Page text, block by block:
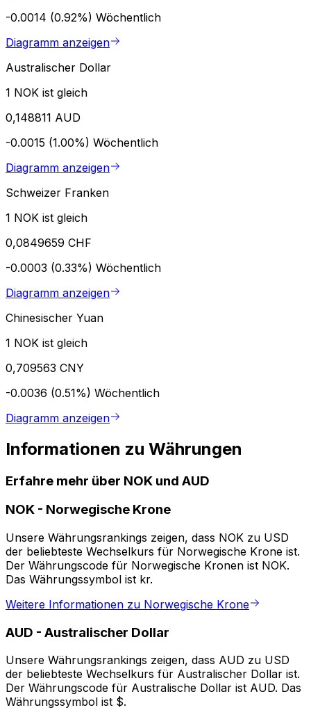
-0.0014 (0.92%) Wöchentlich
Diagramm anzeigen
Australischer Dollar
1 NOK ist gleich
0,148811 AUD
-0.0015 (1.00%) Wöchentlich
Diagramm anzeigen
Schweizer Franken
1 NOK ist gleich
0,0849659 CHF
-0.0003 (0.33%) Wöchentlich
Diagramm anzeigen
Chinesischer Yuan
1 NOK ist gleich
0,709563 CNY
-0.0036 (0.51%) Wöchentlich
Diagramm anzeigen
Informationen zu Währungen
Erfahre mehr über NOK und AUD
NOK - Norwegische Krone
Unsere Währungsrankings zeigen, dass NOK zu USD
der beliebteste Wechselkurs für Norwegische Krone ist.
Der Währungscode für Norwegische Kronen ist NOK.
Das Währungssymbol ist kr.
Weitere Informationen zu Norwegische Krone
AUD - Australischer Dollar
Unsere Währungsrankings zeigen, dass AUD zu USD
der beliebteste Wechselkurs für Australischer Dollar ist.
Der Währungscode für Australische Dollar ist AUD. Das
Währungssymbol ist $.